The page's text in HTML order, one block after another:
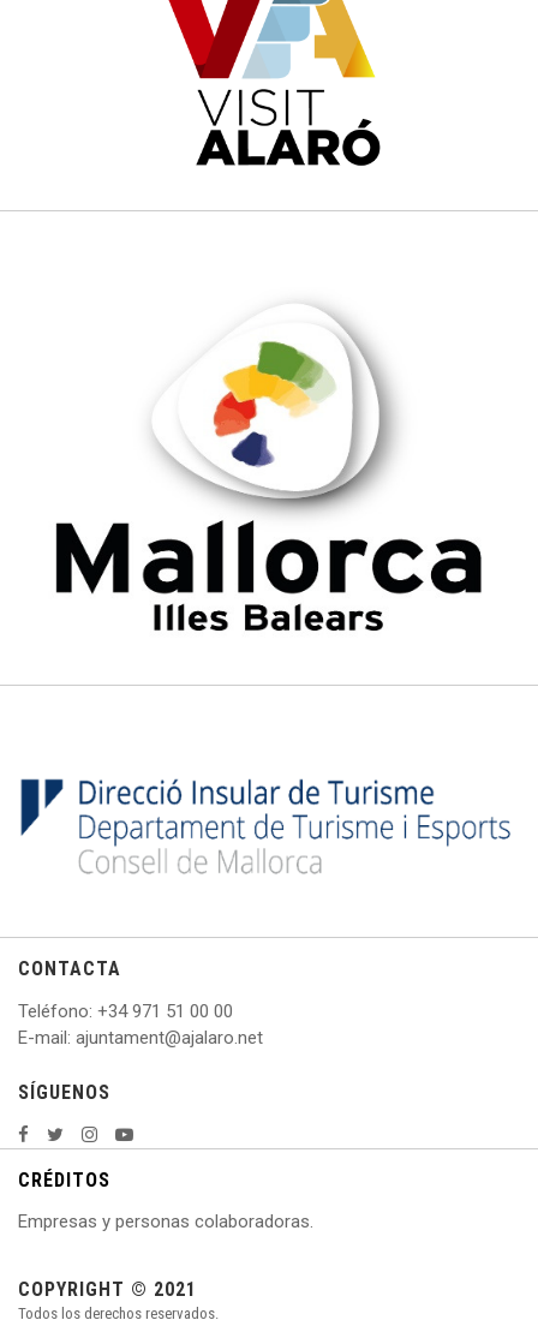
CONTACTA
Teléfono: +34 971 51 00 00
E-mail: ajuntament@ajalaro.net
SÍGUENOS
CRÉDITOS
Empresas y personas colaboradoras.
COPYRIGHT © 2021
Todos los derechos reservados.